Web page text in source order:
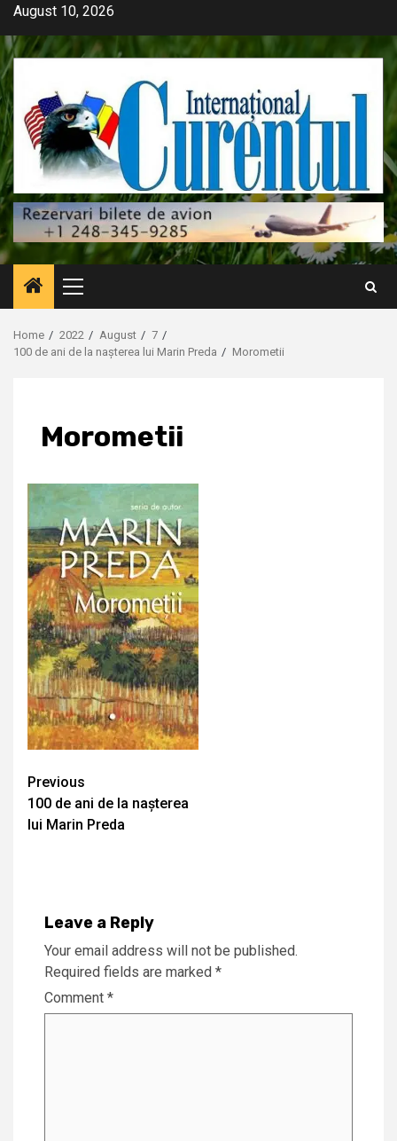
Skip
content
August 10, 2026
Primary
Menu
Home 2022 August
7
100 de ani de la nașterea lui Marin Preda
Morometii
Morometii
Continue
Reading
Previous
100 de ani de la nașterea
lui Marin Preda
Leave a Reply
Your email address will not be published.
Required fields are marked *
Comment *